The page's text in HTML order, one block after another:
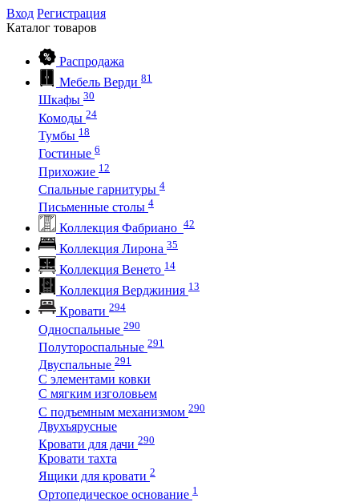
Вход Регистрация
Каталог товаров
Распродажа
Мебель Верди 81
Шкафы 30
Комоды 24
Тумбы 18
Гостиные 6
Прихожие 12
Спальные гарнитуры 4
Письменные столы 4
Коллекция Фабриано 42
Коллекция Лирона 35
Коллекция Венето 14
Коллекция Верджиния 13
Кровати 294
Односпальные 290
Полутороспальные 291
Двуспальные 291
С элементами ковки
С мягким изголовьем
С подъемным механизмом 290
Двухъярусные
Кровати для дачи 290
Кровати тахта
Ящики для кровати 2
Ортопедическое основание 1